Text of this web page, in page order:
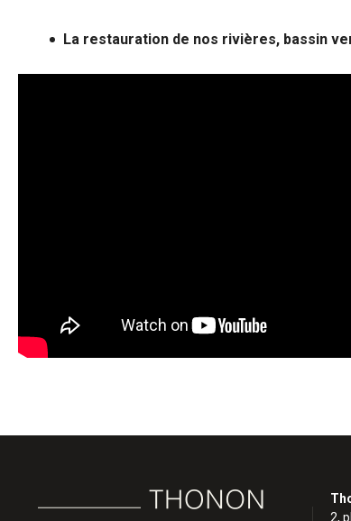
La restauration de nos rivières, bassin
2,